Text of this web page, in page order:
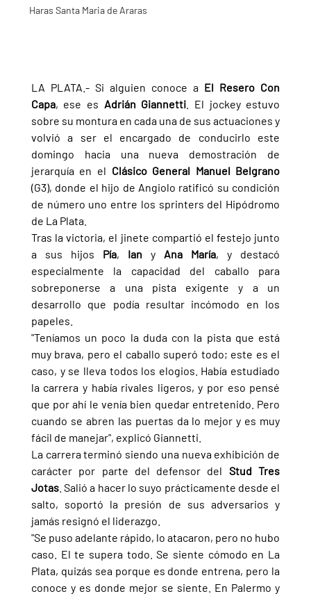
Haras Santa Maria de Araras
LA PLATA.- Si alguien conoce a El Resero Con
Capa, ese es Adrián Giannetti . El jockey estuvo
sobre su montura en cada una de sus actuaciones y
volvió a ser el encargado de conducirlo este
domingo hacia una nueva demostración de
jerarquía en el
(G3), donde el hijo de Angiolo ratificó su condición
de número uno entre los sprinters del Hipódromo
de La Plata.
Tras la victoria, el jinete compartió el festejo junto
a sus hijos Pía, Ian y Ana María, y destacó
especialmente la capacidad del caballo para
sobreponerse a una pista exigente y a un
desarrollo que podía resultar incómodo en los
papeles.
"Teníamos un poco la duda con la pista que está
muy brava, pero el caballo superó todo; este es el
caso, y se lleva todos los elogios. Había estudiado
la carrera y había rivales ligeros, y por eso pensé
que por ahí le venía bien quedar entretenido. Pero
cuando se abren las puertas da lo mejor y es muy
fácil de manejar", explicó Giannetti.
La carrera terminó siendo una nueva exhibición de
carácter por parte del defensor del Stud Tres
Jotas. Salió a hacer lo suyo prácticamente desde el
salto, soportó la presión de sus adversarios y
jamás resignó el liderazgo.
"Se puso adelante rápido, lo atacaron, pero no hubo
caso. El te supera todo. Se siente cómodo en La
Plata, quizás sea porque es donde entrena, pero la
conoce y es donde mejor se siente. En Palermo y